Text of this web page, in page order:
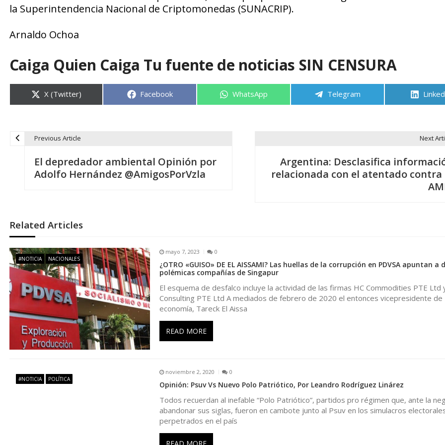
la Superintendencia Nacional de Criptomonedas (SUNACRIP).
Arnaldo Ochoa
Caiga Quien Caiga Tu fuente de noticias SIN CENSURA
Compartir
en
X (Twitter) Compartir
Facebook Compartir
WhatsApp Compartir
Telegram
e
g
a
c
i
ó
n
Previous Article
El depredador ambiental Opinión por
Adolfo Hernández @AmigosPorVzla
Next
Argentina: Desclasifica
relacionada con el atentado contra
Related Articles
#NOTICIA NACIONALES
mayo 7, 2023 0
¿OTRO «GUISO» DE EL AISSAMI? Las huellas de la corrupción en PDVSA apuntan a
polémicas compañías de Singapur
El esquema de desfalco incluye la actividad de las firmas HC Commodities PTE Ltd
Consulting PTE Ltd A mediados de febrero de 2020 el entonces vicepresidente de
economía, Tareck El Aissa
READ MORE
#NOTICIA POLÍTICA
noviembre 2, 2020 0
Opinión: Psuv Vs Nuevo Polo Patriótico, Por Leandro Rodríguez Linárez
Todos recuerdan al inefable “Polo Patriótico”, partidos pro régimen que, ante la
abandonar sus siglas, fueron en cambote junto al Psuv en los simulacros
perpetrados en el país
READ MORE